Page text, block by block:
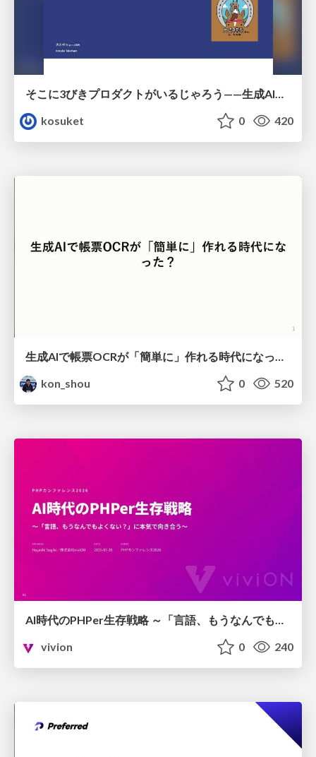
そこに3びきプロダクトがいるじゃろう——生成AI時代における“価値が届かない理由”の構造
kosuket
0 420
生成AIで帳票OCRが「簡単に」作れる時代になった？
kon_shou
0 520
vivion
0 240